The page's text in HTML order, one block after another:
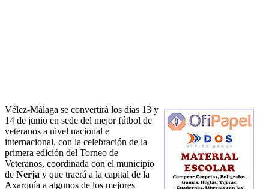
Vélez-Málaga se convertirá los días 13 y
14 de junio en sede del mejor fútbol de
veteranos a nivel nacional e
internacional, con la celebración de la
primera edición del Torneo de
Veteranos, coordinada con el municipio
de Nerja y que traerá a la capital de la
Axarquía a algunos de los mejores